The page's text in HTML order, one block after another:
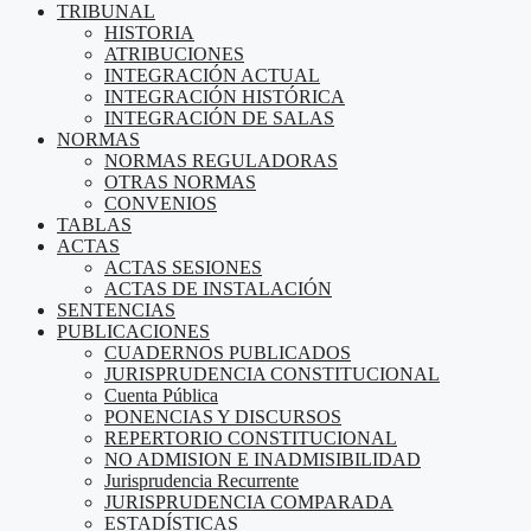
TRIBUNAL
HISTORIA
ATRIBUCIONES
INTEGRACIÓN ACTUAL
INTEGRACIÓN HISTÓRICA
INTEGRACIÓN DE SALAS
NORMAS
NORMAS REGULADORAS
OTRAS NORMAS
CONVENIOS
TABLAS
ACTAS
ACTAS SESIONES
ACTAS DE INSTALACIÓN
SENTENCIAS
PUBLICACIONES
CUADERNOS PUBLICADOS
JURISPRUDENCIA CONSTITUCIONAL
Cuenta Pública
PONENCIAS Y DISCURSOS
REPERTORIO CONSTITUCIONAL
NO ADMISION E INADMISIBILIDAD
Jurisprudencia Recurrente
JURISPRUDENCIA COMPARADA
ESTADÍSTICAS